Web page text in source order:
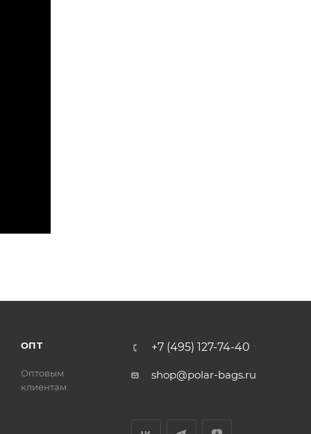
ОПТ
Оптовым
клиентам
+7 (495) 127-74-40
shop@polar-bags.ru